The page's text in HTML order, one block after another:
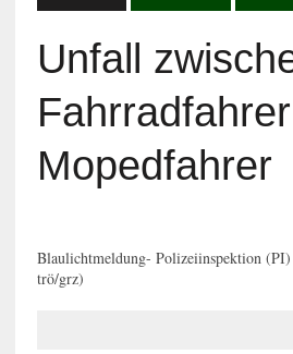
Unfall
Mopedfahrer
Blaulichtmeldung- Polizeiinspektion
trö/grz)